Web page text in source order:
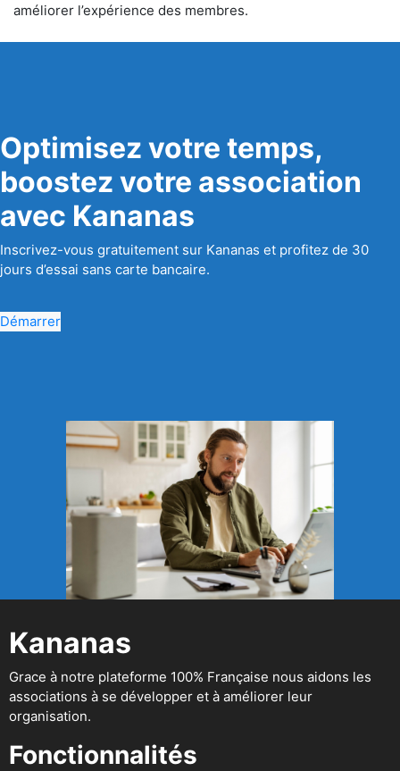
améliorer l’expérience des membres.
Optimisez votre temps,
boostez votre association
avec Kananas
Inscrivez-vous gratuitement sur Kananas et profitez de 30
jours d’essai sans carte bancaire.
Démarrer
Kananas
Grace à notre plateforme 100% Française nous aidons les
associations à se développer et à améliorer leur
organisation.
Fonctionnalités